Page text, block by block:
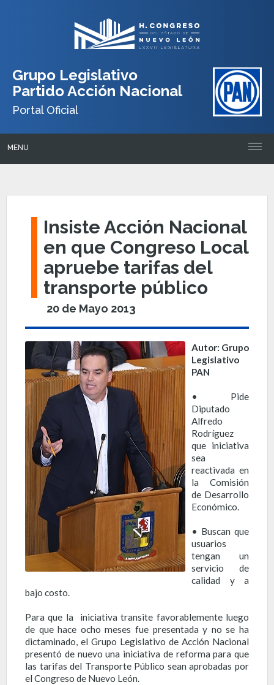
Grupo Legislativo
Partido Acción Nacional
Portal Oficial
MENU
Insiste Acción Nacional
en que Congreso Local
apruebe tarifas del
transporte público
20 de Mayo 2013
Autor: Grupo
Legislativo
PAN
• Pide
Diputado
Alfredo
Rodríguez
que iniciativa
sea
reactivada en
la Comisión
de Desarrollo
Económico.
• Buscan que
usuarios
tengan un
servicio de
calidad y a
bajo costo.
Para que la iniciativa transite favorablemente luego
de que hace ocho meses fue presentada y no se ha
dictaminado, el Grupo Legislativo de Acción Nacional
presentó de nuevo una iniciativa de reforma para que
las tarifas del Transporte Público sean aprobadas por
el Congreso de Nuevo León.